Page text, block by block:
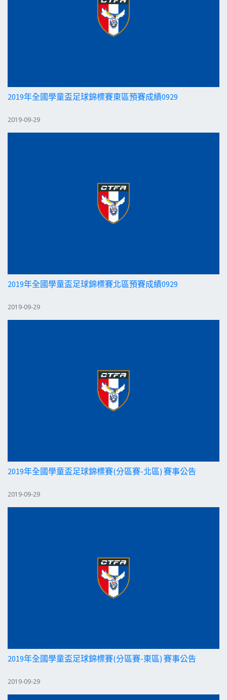
2019年全國學童盃足球錦標賽東區預賽成績0929
2019-09-29
2019年全國學童盃足球錦標賽北區預賽成績0929
2019-09-29
2019年全國學童盃足球錦標賽(分區賽-北區) 賽事公告
2019-09-29
2019年全國學童盃足球錦標賽(分區賽-東區) 賽事公告
2019-09-29